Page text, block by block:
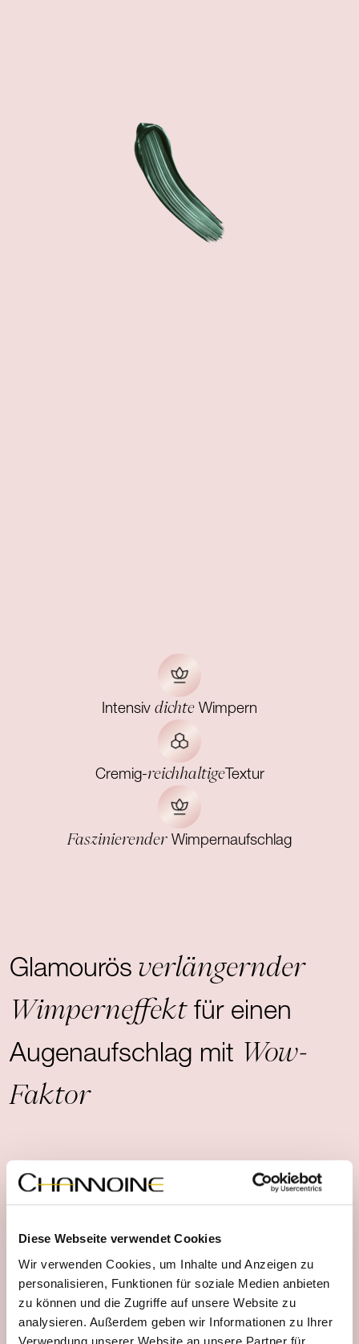
Diese Webseite verwendet Cookies
Wir verwenden Cookies, um Inhalte und Anzeigen zu
personalisieren, Funktionen für soziale Medien anbieten
zu können und die Zugriffe auf unsere Website zu
analysieren. Außerdem geben wir Informationen zu Ihrer
Verwendung unserer Website an unsere Partner für
Intensiv dichte Wimpern
Cremig-reichhaltigeTextur
Faszinierender Wimpernaufschlag
Glamourös verlängernder
Wimperneffektfür einen
Augenaufschlag mit Wow-
Faktor
Produktdetails
Anwendungshinweise